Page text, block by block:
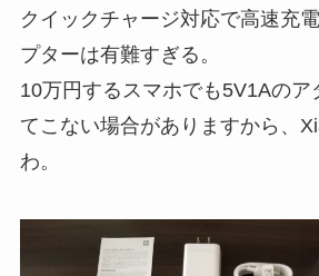
クイックチャージ対応で高速充
プターは有難すぎる。
10万円するスマホでも5V1Aのア
てこない場合がありますから、
わ。